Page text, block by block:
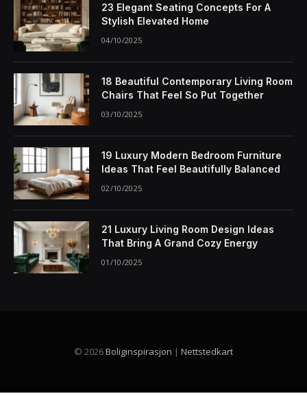
23 Elegant Seating Concepts For A
Stylish Elevated Home
04/10/2025
18 Beautiful Contemporary Living Room
Chairs That Feel So Put Together
03/10/2025
19 Luxury Modern Bedroom Furniture
Ideas That Feel Beautifully Balanced
02/10/2025
21 Luxury Living Room Design Ideas
That Bring A Grand Cozy Energy
01/10/2025
© 2026Boliginspirasjon | Nettstedkart